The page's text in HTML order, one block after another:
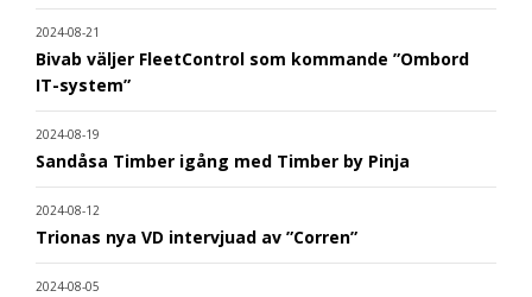
2024-08-21
Bivab väljer FleetControl som kommande ”Ombord
IT-system”
2024-08-19
Sandåsa Timber igång med Timber by Pinja
2024-08-12
Trionas nya VD intervjuad av ”Corren”
2024-08-05